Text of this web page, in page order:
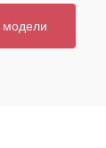
модели